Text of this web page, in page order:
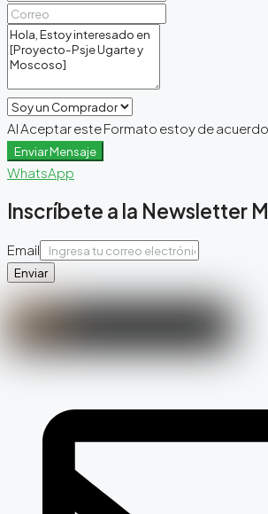
Al Aceptar este Formato estoy de acuerdo
Enviar Mensaje
WhatsApp
Inscríbete a la Newsletter
Email
Enviar